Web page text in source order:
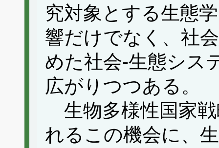
究対象とする生態
響だけでなく、社
めた社会-生態シス
広がりつつある。
生物多様性国家
れるこの機会に、